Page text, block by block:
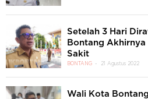
Setelah 3 Hari
Bontang Akhirnya
Sakit
BONTANG 21 Agustus 2022
Wali Kota